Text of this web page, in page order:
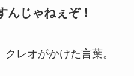
んじゃねぇぞ！
レオがかけた言葉。